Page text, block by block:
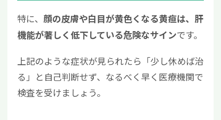
特に、 顔の皮膚や白目が黄色くなる黄疸は、肝
機能が著しく低下している危険なサインです。
上記のような症状が見られたら「少し休めば治
る」と自己判断せず、なるべく早く医療機関で
検査を受けましょう。